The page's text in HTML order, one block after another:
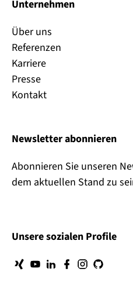
Unternehmen
Über uns
Referenzen
Karriere
Presse
Kontakt
Newsletter abonnieren
Abonnieren Sie unseren
dem aktuellen Stand zu
Unsere sozialen Profile